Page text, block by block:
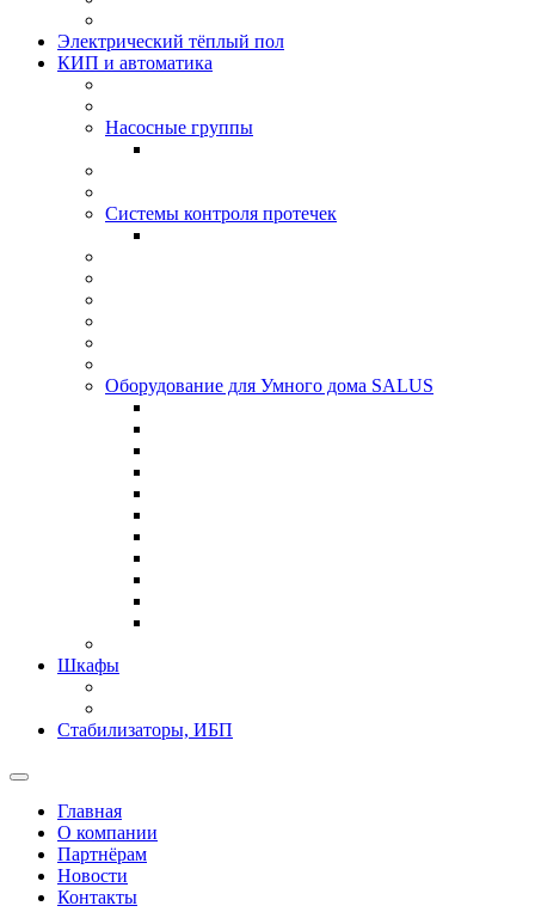
Электрический тёплый пол
КИП и автоматика
Насосные группы
Системы контроля протeчек
Оборудование для Умного дома SALUS
Шкафы
Стабилизаторы, ИБП
Главная
О компании
Партнёрам
Новости
Контакты